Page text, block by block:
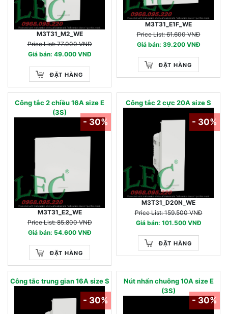
M3T31_M2_WE
Price List: 77.000 VNĐ
Giá bán: 49.000 VNĐ
ĐẶT HÀNG
M3T31_E1F_WE
Price List: 61.600 VNĐ
Giá bán: 39.200 VNĐ
ĐẶT HÀNG
Công tắc 2 chiều 16A size E
(3S)
M3T31_E2_WE
Price List: 85.800 VNĐ
Giá bán: 54.600 VNĐ
ĐẶT HÀNG
- 30%
Công tắc 2 cực 20A size S
M3T31_D20N_WE
Price List: 159.500 VNĐ
Giá bán: 101.500 VNĐ
ĐẶT HÀNG
- 30%
Công tắc trung gian 16A size S
- 30%
Nút nhấn chuông 10A size E
(3S)
- 30%